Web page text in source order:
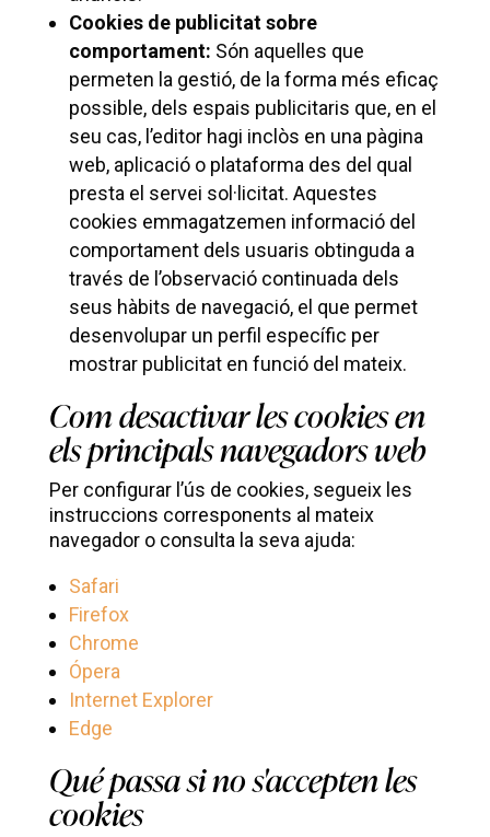
Cookies de publicitat sobre
comportament: Són aquelles que
permeten la gestió, de la forma més eficaç
possible, dels espais publicitaris que, en el
seu cas, l’editor hagi inclòs en una pàgina
web, aplicació o plataforma des del qual
presta el servei sol·licitat. Aquestes
cookies emmagatzemen informació del
comportament dels usuaris obtinguda a
través de l’observació continuada dels
seus hàbits de navegació, el que permet
desenvolupar un perfil específic per
mostrar publicitat en funció del mateix.
Com desactivar les cookies en
els principals navegadors web
Per configurar l’ús de cookies, segueix les
instruccions corresponents al mateix
navegador o consulta la seva ajuda:
Safari
Firefox
Chrome
Ópera
Internet Explorer
Edge
Qué passa si no s'accepten les
cookies